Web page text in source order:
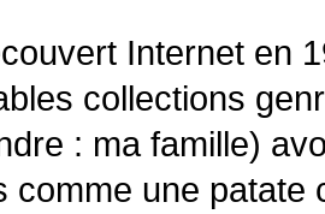
Internet en
collections
: ma famille)
comme une patate